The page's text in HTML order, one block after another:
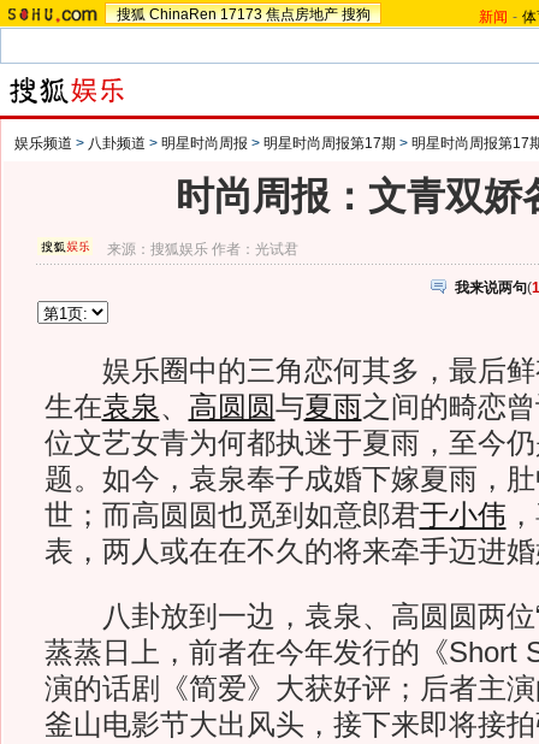
搜狐 ChinaRen 17173 焦点房地产 搜狗 新闻 -
娱乐频道 > 八卦频道 > 明星时尚周报 > 明星时尚周报第17期 > 明星时尚周报第17
时尚周报：文青双娇
来源：搜狐娱乐 作者：光试君
我来说两句(
娱乐圈中的三角恋何其多，最后鲜
生在袁泉、 高圆圆与夏雨之间的畸恋
位文艺女青为何都执迷于夏雨，至今
题。如今，袁泉奉子成婚下嫁夏雨，
世；而高圆圆也觅到如意郎君于小伟
表，两人或在在不久的将来牵手迈进
八卦放到一边，袁泉、高圆圆两位
蒸蒸日上，前者在今年发行的《Short
演的话剧《简爱》大获好评；后者主
釜山电影节大出风头，接下来即将接